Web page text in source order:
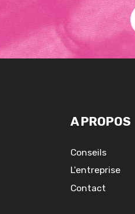
A PROPOS
Conseils
L'entreprise
Contact